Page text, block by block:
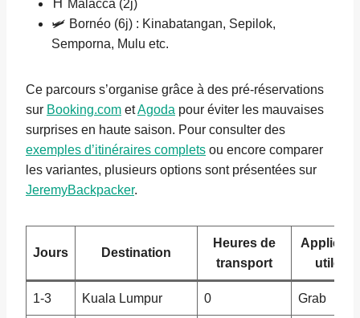
⛩️ Malacca (2j)
🛩️ Bornéo (6j) : Kinabatangan, Sepilok,
Semporna, Mulu etc.
Ce parcours s’organise grâce à des pré-réservations
sur Booking.com etAgoda pour éviter les mauvaises
surprises en haute saison. Pour consulter des
exemples d’itinéraires complets ou encore comparer
les variantes, plusieurs options sont présentées sur
JeremyBackpacker.
Jours Destination
Heures de
transport
utile 📱
1-3 Kuala Lumpur 0 Grab